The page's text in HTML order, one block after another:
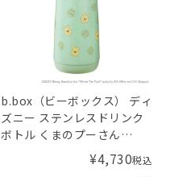
b.box（ビーボックス） ディ
ズニー ステンレスドリンク
ボトル くまのプーさん
350mL Disney Insulated
Drink Bottle Winnie the
¥4,730税込